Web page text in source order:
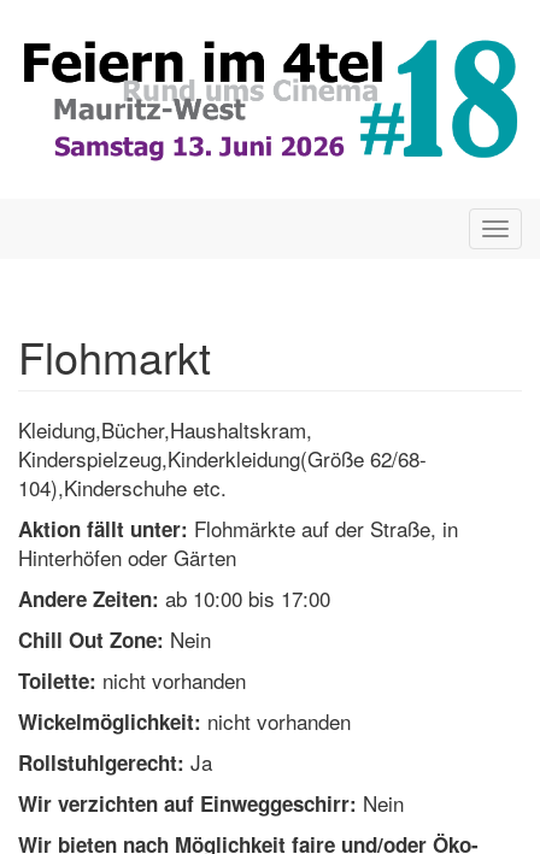
zum
Inhalt
Flohmarkt
Kleidung,Bücher,Haushaltskram,
Kinderspielzeug,Kinderkleidung(Größe 62/68-
104),Kinderschuhe etc.
Aktion fällt unter: Flohmärkte auf der Straße, in
Hinterhöfen oder Gärten
Andere Zeiten: ab 10:00 bis 17:00
Chill Out Zone: Nein
Toilette: nicht vorhanden
Wickelmöglichkeit: nicht vorhanden
Rollstuhlgerecht: Ja
Wir verzichten auf Einweggeschirr: Nein
Wir bieten nach Möglichkeit faire und/oder Öko-